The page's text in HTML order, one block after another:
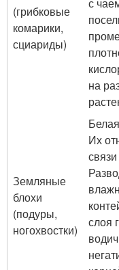
(грибковые
комарики,
сциариды)
на
Земляные
блохи
(подуры,
ногохвостки)
Их
слоя